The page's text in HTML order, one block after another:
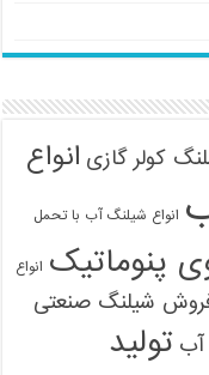
کولر گازی انواع
انواع شیلنگ آب با تحمل
پنوماتیک انواع
فروش شیلنگ صنعتی
آب تولید